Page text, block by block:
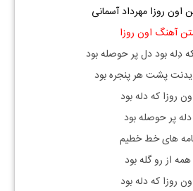
اون روزا مهرداد آسمانی
آهنگ اون روزا
دِله بود دل پر حوصله بود
پشت هر پنجره بود
روزا که دله بود
دله پر حوصله بود
های خط خطیم
همه از رو گله بود
روزا که دله بود